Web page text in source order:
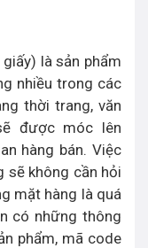
là sản phẩm
nhiều trong các
thời trang, văn
được móc lên
hàng bán. Việc
sẽ không cần hỏi
mặt hàng là quá
có những thông
phẩm, mã code